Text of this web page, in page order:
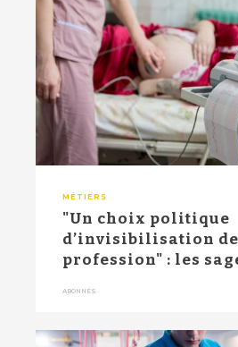
MÉTIERS
"Un choix politique
d’invisibilisation
profession" : les
ABONNÉS